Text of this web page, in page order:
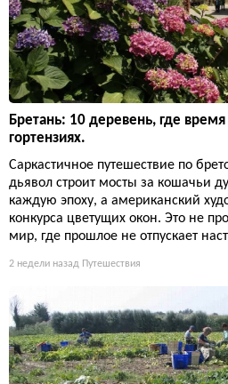
Бретань: 10 деревень, где время
гортензиях.
Саркастичное путешествие по
дьявол строит мосты за кошачьи
каждую эпоху, а американский
конкурса цветущих окон. Это не
мир, где прошлое не отпускает
2 недели назад Путешествия